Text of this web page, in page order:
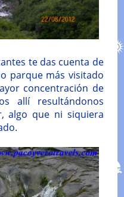
te das cuenta de
parque más visitado
concentración de
allí resultándonos
algo que ni siquiera